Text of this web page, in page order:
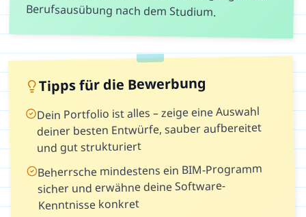
Berufsausübung nach dem Studium.
Tipps für die Bewerbung
Dein Portfolio ist alles – zeige eine Auswahl
deiner besten Entwürfe, sauber aufbereitet
und gut strukturiert
Beherrsche mindestens ein BIM-Programm
sicher und erwähne deine Software-
Kenntnisse konkret